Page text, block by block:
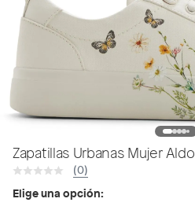
Zapatillas Urbanas Mujer Aldo
(0)
Elige una opción: